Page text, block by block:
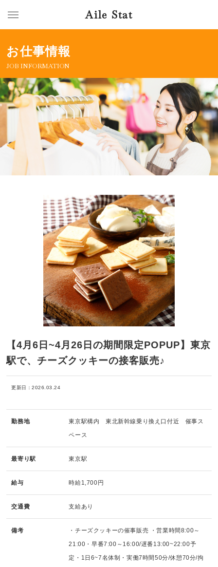
Aile Stat
お仕事情報
JOB INFORMATION
【4月6日~4月26日の期間限定POPUP】東京
駅で、チーズクッキーの接客販売♪
更新日：2026.03.24
勤務地
東京駅構内 東北新幹線乗り換え口付近 催事ス
ペース
最寄り駅 東京駅
給与 時給1,700円
交通費 支給あり
備考
・チーズクッキーの催事販売 ・営業時間8:00～
21:00・早番7:00～16:00/遅番13:00~22:00予
定・1日6~7名体制・実働7時間50分/休憩70分/拘